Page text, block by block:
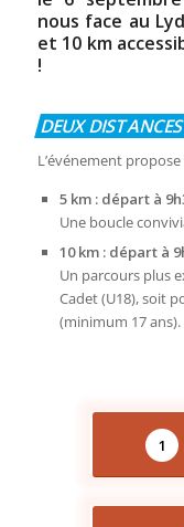
nous face au
et 10 km
!
DEUX
L’événement
5 km : départ à
Une boucle
10 km : départ à
Un parcours plus
Cadet (U18), soit
(minimum 17 ans).
1